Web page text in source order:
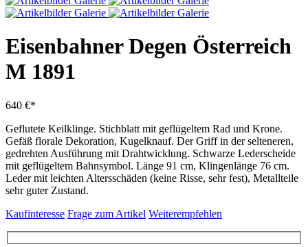
Eisenbahner Degen Österreich
M 1891
640 €*
Geflutete Keilklinge. Stichblatt mit geflügeltem Rad und Krone.
Gefäß florale Dekoration, Kugelknauf. Der Griff in der selteneren,
gedrehten Ausführung mit Drahtwicklung. Schwarze Lederscheide
mit geflügeltem Bahnsymbol. Länge 91 cm, Klingenlänge 76 cm.
Leder mit leichten Altersschäden (keine Risse, sehr fest), Metallteile
sehr guter Zustand.
Kaufinteresse Frage zum Artikel Weiterempfehlen